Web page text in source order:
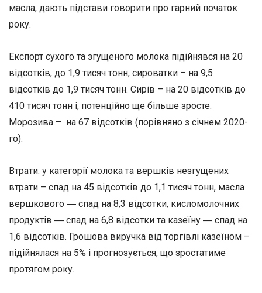
масла, дають підстави говорити про гарний початок
року.
Експорт сухого та згущеного молока підійнявся на 20
відсотків, до 1,9 тисяч тонн, сироватки – на 9,5
відсотків до 1,9 тисяч тонн. Сирів – на 20 відсотків до
410 тисяч тонн і, потенційно ще більше зросте.
Морозива – на 67 відсотків (порівняно з січнем 2020-
го).
Втрати: у категорії молока та вершків незгущених
втрати – спад на 45 відсотків до 1,1 тисяч тонн, масла
вершкового ― спад на 8,3 відсотки, кисломолочних
продуктів ― спад на 6,8 відсотки та казеїну ― спад на
1,6 відсотків. Грошова виручка від торгівлі казеїном –
підійнялася на 5% і прогнозується, що зростатиме
протягом року.